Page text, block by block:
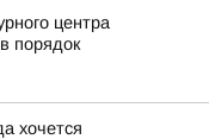
центра
порядок
хочется